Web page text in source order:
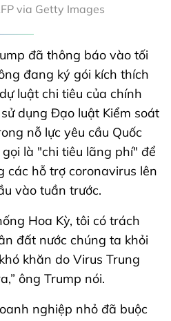
via Getty Images
đã thông báo vào tối
đang ký gói kích thích
luật chi tiêu của chính
dụng Đạo luật Kiểm soát
nỗ lực yêu cầu Quốc
là "chi tiêu lãng phí" để
các hỗ trợ coronavirus lên
vào tuần trước.
Hoa Kỳ, tôi có trách
đất nước chúng ta khỏi
khăn do Virus Trung
ông Trump nói.
nghiệp nhỏ đã buộc